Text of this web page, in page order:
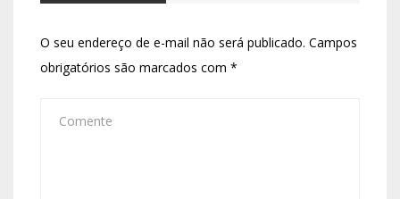
O seu endereço de e-mail não será publicado. Campos
obrigatórios são marcados com *